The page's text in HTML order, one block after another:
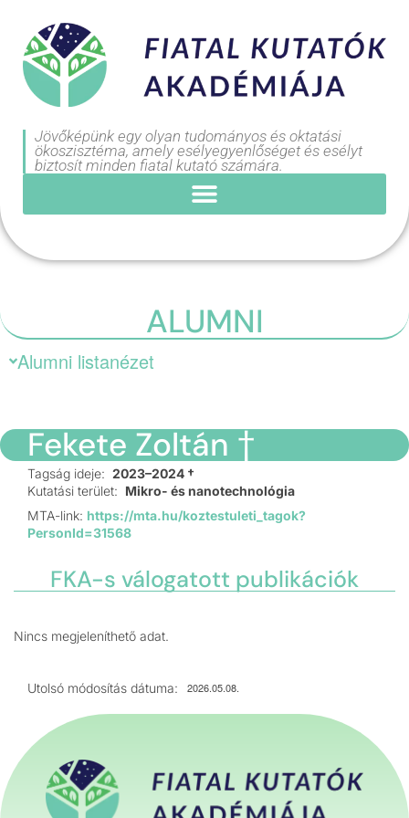
Jövőképünk egy olyan tudományos és oktatási
ökoszisztéma, amely esélyegyenlőséget és esélyt
biztosít minden fiatal kutató számára.
ALUMNI
Alumni listanézet
Fekete Zoltán †
Tagság ideje: 2023–2024 †
Kutatási terület: Mikro- és nanotechnológia
MTA-link: https://mta.hu/koztestuleti_tagok?
PersonId=31568
FKA-s válogatott publikációk
Nincs megjeleníthető adat.
Utolsó módosítás dátuma: 2026.05.08.